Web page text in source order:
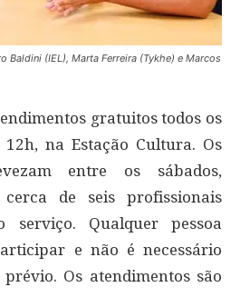
Baldini (IEL), Marta Ferreira (Tykhe) e Marcos
gratuitos todos os
12h, na Estação Cultura. Os
entre os sábados,
de seis profissionais
serviço. Qualquer pessoa
e não é necessário
Os atendimentos são